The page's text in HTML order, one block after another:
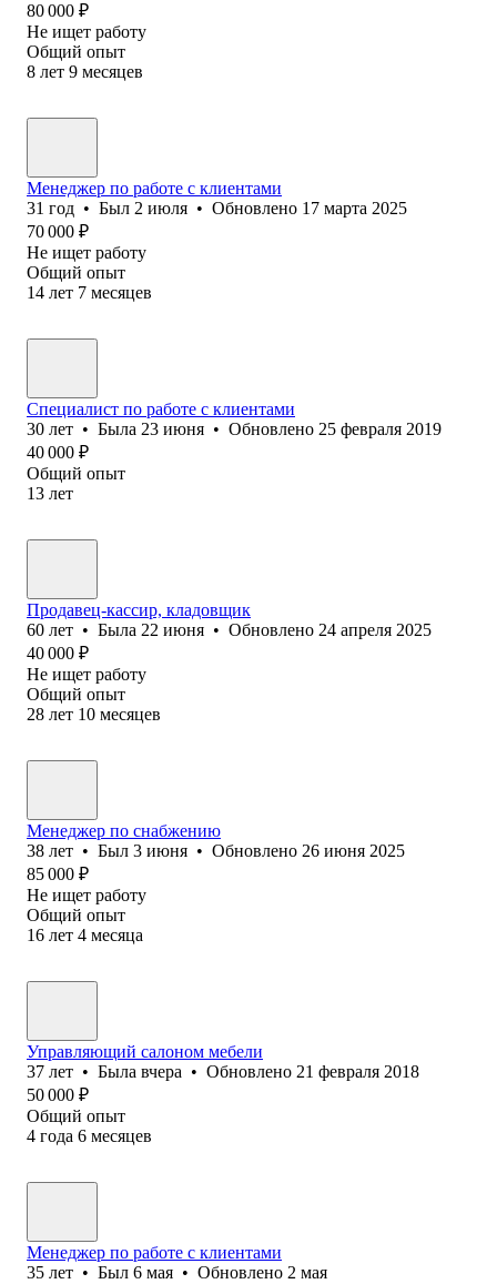
80 000 ₽
Не ищет работу
Общий опыт
8 лет 9 месяцев
Менеджер по работе с клиентами
31 год • Был 2 июля • Обновлено 17 марта 2025
70 000 ₽
Не ищет работу
Общий опыт
14 лет 7 месяцев
Специалист по работе с клиентами
30 лет • Была 23 июня • Обновлено 25 февраля 2019
40 000 ₽
Общий опыт
13 лет
Продавец-кассир, кладовщик
60 лет • Была 22 июня • Обновлено 24 апреля 2025
40 000 ₽
Не ищет работу
Общий опыт
28 лет 10 месяцев
Менеджер по снабжению
38 лет • Был 3 июня • Обновлено 26 июня 2025
85 000 ₽
Не ищет работу
Общий опыт
16 лет 4 месяца
Управляющий салоном мебели
37 лет • Была вчера • Обновлено 21 февраля 2018
50 000 ₽
Общий опыт
4 года 6 месяцев
Менеджер по работе с клиентами
35 лет • Был 6 мая • Обновлено 2 мая